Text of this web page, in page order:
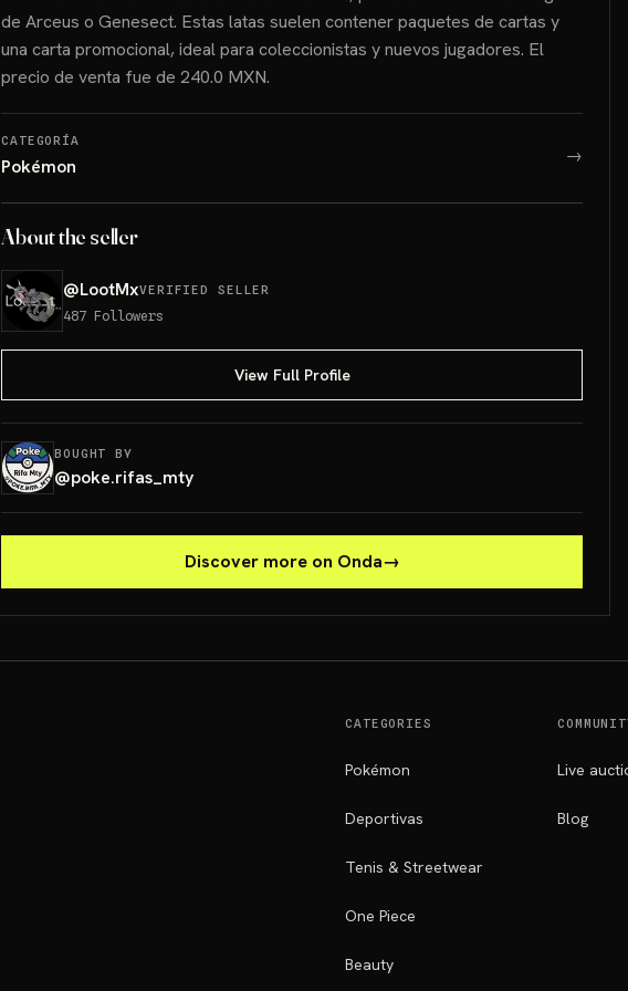
de Arceus o Genesect. Estas latas suelen contener paquetes de cartas y
una carta promocional, ideal para coleccionistas y nuevos jugadores. El
precio de venta fue de 240.0 MXN.
CATEGORÍA
Pokémon →
About the seller
@LootMxVERIFIED SELLER
487 Followers
View Full Profile
BOUGHT BY
@poke.rifas_mty
Discover more on Onda→
CATEGORIES
Pokémon
Deportivas
Tenis & Streetwear
One Piece
Beauty
Live
Blog